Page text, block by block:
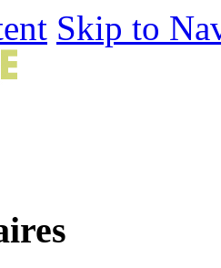
Skip to